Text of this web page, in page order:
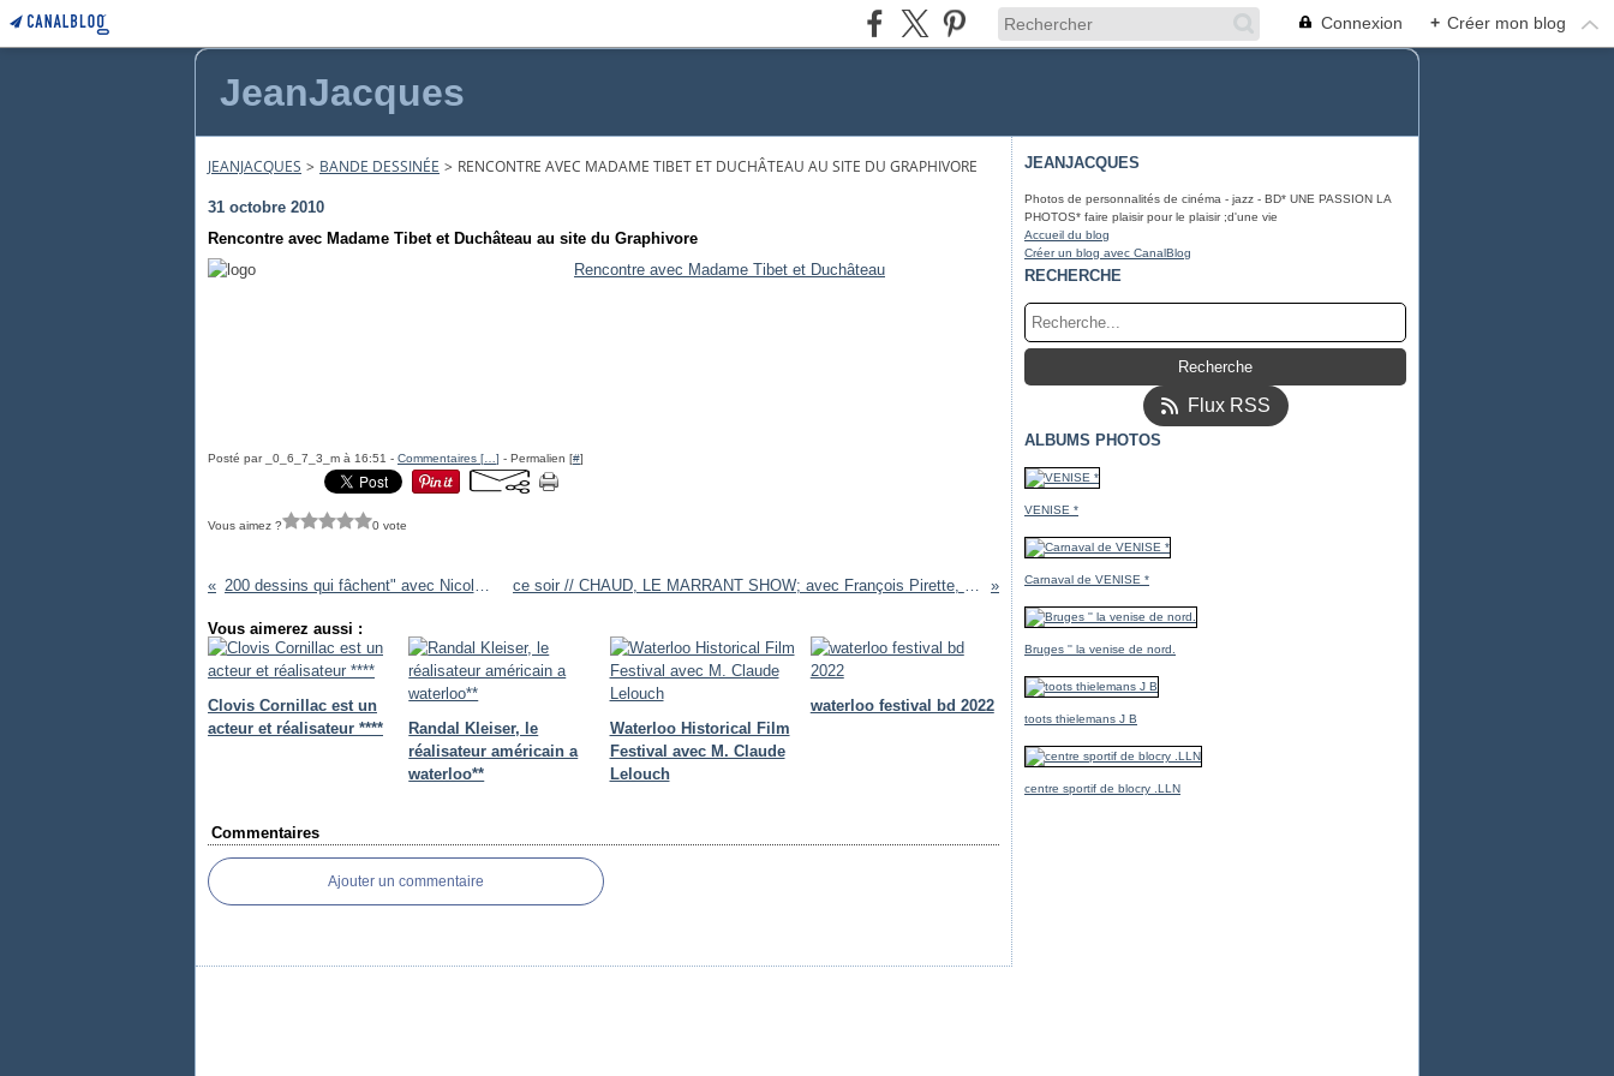
Connexion + Créer mon blog
JeanJacques
JEANJACQUES > BANDE DESSINÉE > RENCONTRE AVEC MADAME TIBET ET DUCHÂTEAU AU SITE DU GRAPHIVORE
31 octobre 2010
Rencontre avec Madame Tibet et Duchâteau au site du Graphivore
Rencontre avec Madame Tibet et Duchâteau
Posté par _0_6_7_3_m à 16:51 - Commentaires [ ] - Permalien [#]
Vous aimez ? 0 vote
200 dessins qui fâchent" avec Nicolas Vadot ce soir // CHAUD, LE MARRANT SHOW; avec François Pirette, ( RTL TVI. )
Vous aimerez aussi :
Clovis Cornillac est un
acteur et réalisateur ****
Randal Kleiser, le
réalisateur américain a
waterloo**
Waterloo Historical Film
Festival avec M. Claude
Lelouch
waterloo festival bd 2022
Commentaires
Ajouter un commentaire
JEANJACQUES
Photos de personnalités de cinéma - jazz - BD* UNE PASSION LA
PHOTOS* faire plaisir pour le plaisir ;d'une vie
Accueil du blog
Créer un blog avec CanalBlog
RECHERCHE
Flux RSS
ALBUMS PHOTOS
VENISE *
Carnaval de VENISE *
Bruges '' la venise de nord.
toots thielemans J B
centre sportif de blocry .LLN